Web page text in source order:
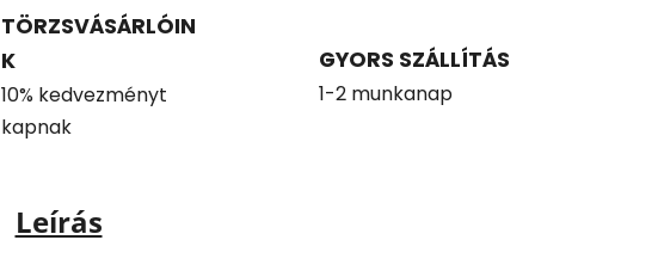
TÖRZSVÁSÁRLÓIN
K
10% kedvezményt
kapnak
GYORS SZÁLLÍTÁS
1-2 munkanap
Leírás